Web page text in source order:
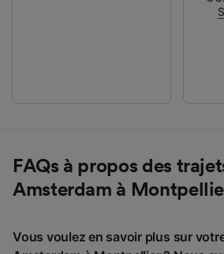
FAQs à propos des
Amsterdam à
Vous voulez en savoir plus sur